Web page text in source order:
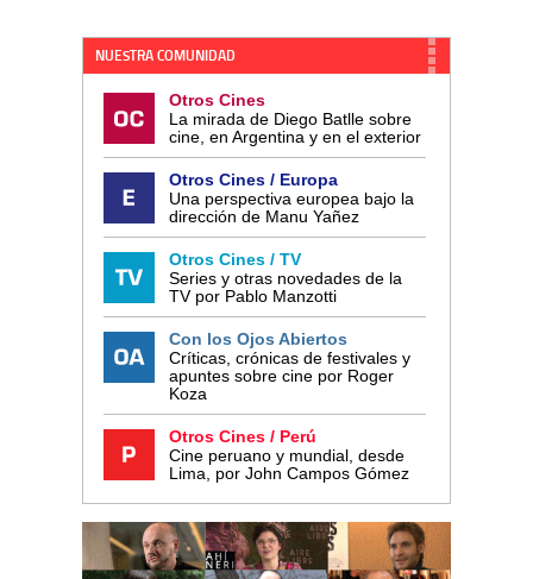
NUESTRA COMUNIDAD
Otros Cines
La mirada de Diego Batlle sobre
cine, en Argentina y en el exterior
Otros Cines / Europa
Una perspectiva europea bajo la
dirección de Manu Yañez
Otros Cines / TV
Series y otras novedades de la
TV por Pablo Manzotti
Con los Ojos Abiertos
Críticas, crónicas de festivales y
apuntes sobre cine por Roger
Koza
Otros Cines / Perú
Cine peruano y mundial, desde
Lima, por John Campos Gómez